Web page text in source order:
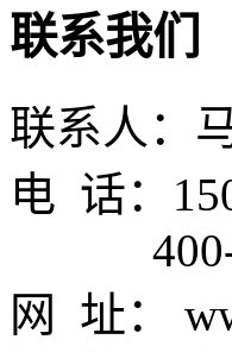
联系我们
联系人：
电 话：
400-
网 址：